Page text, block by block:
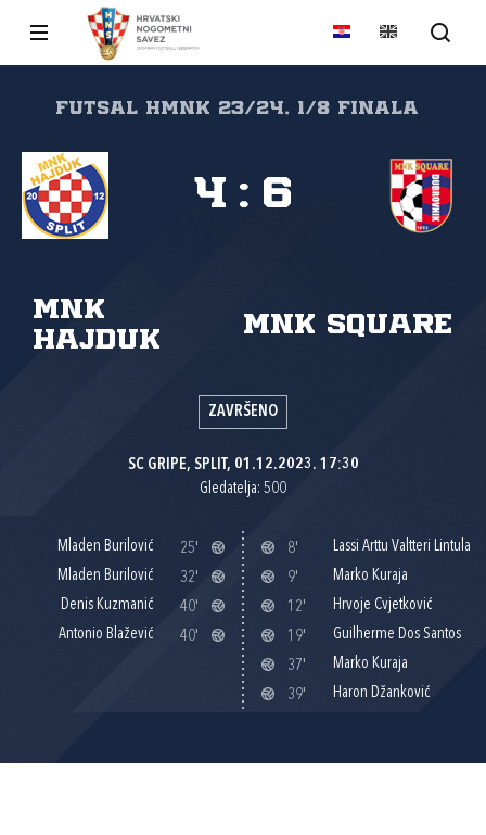
FUTSAL HMNK 23/24, 1/8 finala
MNK
Hajduk
MNK Square
4 : 6
ZAVRŠENO
SC GRIPE, SPLIT, 01.12.2023. 17:30
Gledatelja: 500
Mladen Burilović
25'
Mladen Burilović
32'
Denis Kuzmanić
40'
Antonio Blažević
40'
8'
Lassi Arttu Valtteri Lintula
9'
Marko Kuraja
12'
Hrvoje Cvjetković
19'
Guilherme Dos Santos
37'
Marko Kuraja
39'
Haron Džanković